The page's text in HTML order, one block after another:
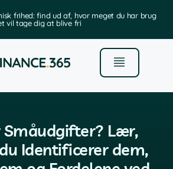
frihed: find ud af, hvor meget du har brug
vil tage dig at blive fri
Småudgifter? Lær,
Identificerer dem,